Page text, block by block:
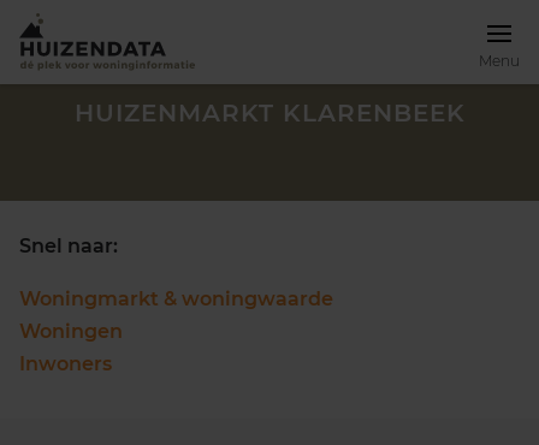
Menu
HUIZENMARKT KLARENBEEK
Snel naar:
Woningmarkt & woningwaarde
Woningen
Inwoners